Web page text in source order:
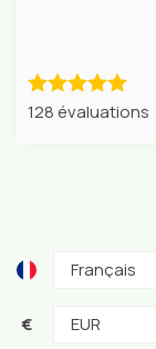
128 évaluations
€